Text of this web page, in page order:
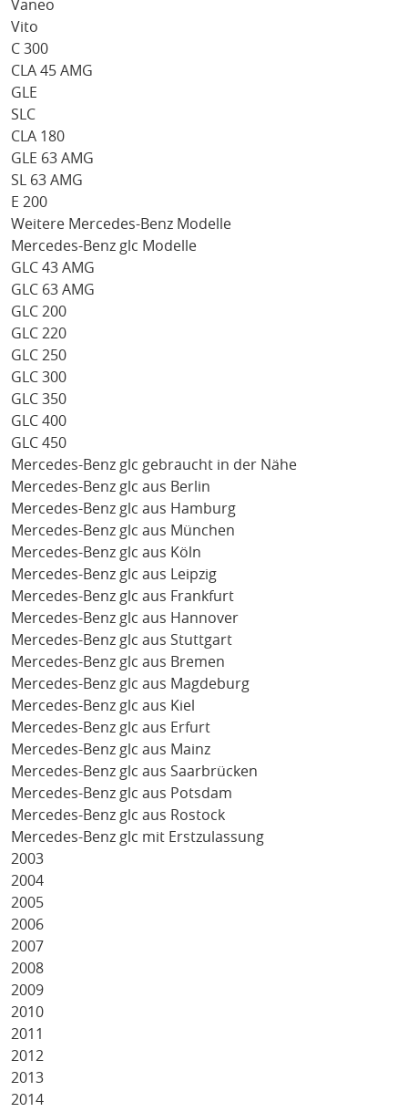
Vaneo
Vito
C 300
CLA 45 AMG
GLE
SLC
CLA 180
GLE 63 AMG
SL 63 AMG
E 200
Weitere Mercedes-Benz Modelle
Mercedes-Benz glc Modelle
GLC 43 AMG
GLC 63 AMG
GLC 200
GLC 220
GLC 250
GLC 300
GLC 350
GLC 400
GLC 450
Mercedes-Benz glc gebraucht in der Nähe
Mercedes-Benz glc aus Berlin
Mercedes-Benz glc aus Hamburg
Mercedes-Benz glc aus München
Mercedes-Benz glc aus Köln
Mercedes-Benz glc aus Leipzig
Mercedes-Benz glc aus Frankfurt
Mercedes-Benz glc aus Hannover
Mercedes-Benz glc aus Stuttgart
Mercedes-Benz glc aus Bremen
Mercedes-Benz glc aus Magdeburg
Mercedes-Benz glc aus Kiel
Mercedes-Benz glc aus Erfurt
Mercedes-Benz glc aus Mainz
Mercedes-Benz glc aus Saarbrücken
Mercedes-Benz glc aus Potsdam
Mercedes-Benz glc aus Rostock
Mercedes-Benz glc mit Erstzulassung
2003
2004
2005
2006
2007
2008
2009
2010
2011
2012
2013
2014